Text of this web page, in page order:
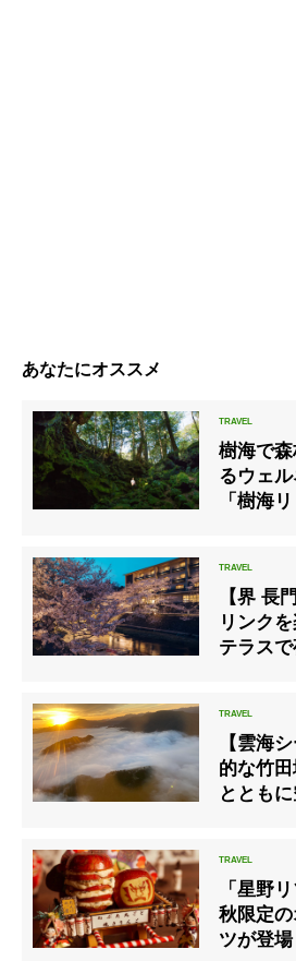
あなたにオススメ
樹海で
るウェ
「樹海
【界 長
リンク
テラス
【雲海
的な竹
ととも
「星野
秋限定
ツが登場